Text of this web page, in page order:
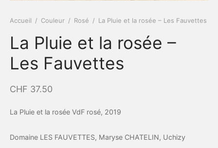
Accueil / Couleur / Rosé / La Pluie et la rosée – Les Fauvettes
La Pluie et la rosée –
Les Fauvettes
CHF 37.50
La Pluie et la rosée VdF rosé, 2019
Domaine LES FAUVETTES, Maryse CHATELIN, Uchizy